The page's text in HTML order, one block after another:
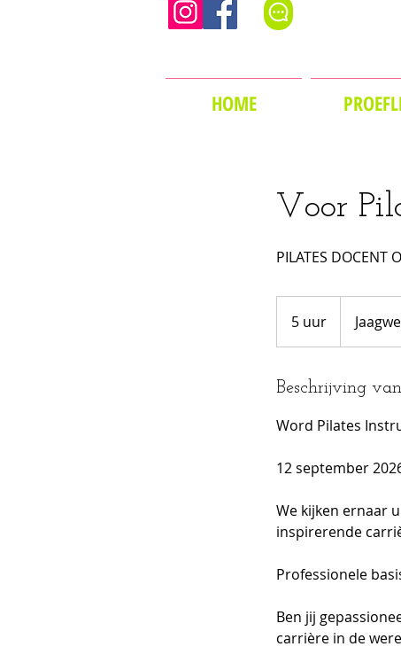
HOME
Voor
PILATES
5 uur
u
r
Beschrijving
Word Pilates
12 september
We kijken ernaar
inspirerende
Professionele
Ben jij
carrière in de